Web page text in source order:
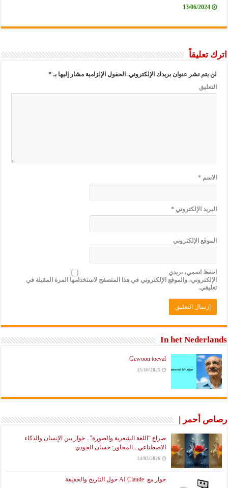
13/06/2024
اترك تعليقاً
لن يتم نشر عنوان بريدك الإلكتروني. الحقول الإلزامية مشار إليها بـ*
التعليق
الاسم*
البريد الإلكتروني*
الموقع الإلكتروني
احفظ اسمي، بريدي
الإلكتروني، والموقع الإلكتروني في هذا المتصفح لاستخدامها المرة المقبلة في
تعليقي.
In het Nederlands
Gewoon toeval
15/10/2025
رصاص أحمر |
صراع “اللغة الشعرية والصورة”.. حوار بين الإنسان والذكاء
الاصطناعي ـ المحاور: حسان الجودي
14/03/2026
حوار مع AI Claude حول التاريخ والحقيقة